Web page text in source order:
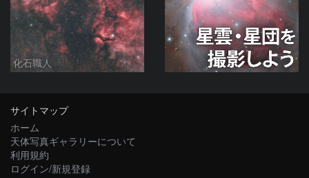
化石職人
サイトマップ
ホーム
天体写真ギャラリーについて
利用規約
ログイン/新規登録